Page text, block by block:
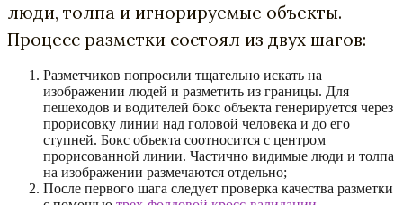
люди, толпа и игнорируемые объекты.
Процесс разметки состоял из двух шагов:
Разметчиков попросили тщательно искать на
изображении людей и разметить из границы. Для
пешеходов и водителей бокс объекта генерируется через
прорисовку линии над головой человека и до его
ступней. Бокс объекта соотносится с центром
прорисованной линии. Частично видимые люди и толпа
на изображении размечаются отдельно;
После первого шага следует проверка качества разметки